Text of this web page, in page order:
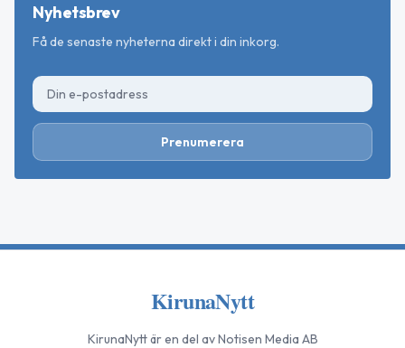
Nyhetsbrev
Få de senaste nyheterna direkt i din inkorg.
Prenumerera
KirunaNytt
KirunaNyttär en del av Notisen Media AB